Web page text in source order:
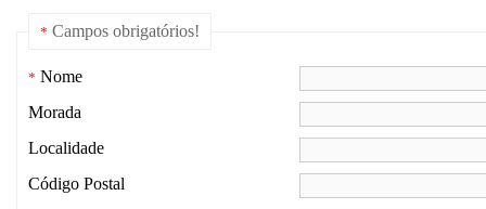
* Campos obrigatórios!
* Nome
Morada
Localidade
Código Postal